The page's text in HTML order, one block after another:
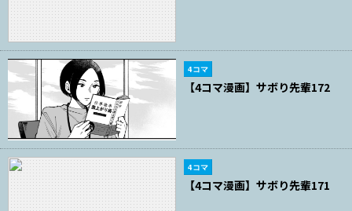
4コマ
【4コマ漫画】サボり先輩172
4コマ
【4コマ漫画】サボり先輩171